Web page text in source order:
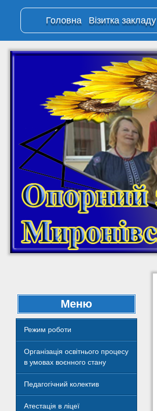
Головна Візитка закладу
Меню
Режим роботи
Організація освітнього процесу
в умовах воєнного стану
Педагогічний колектив
Атестація в ліцеї